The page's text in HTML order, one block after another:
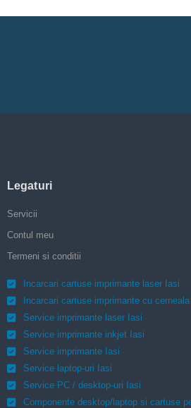
Legaturi
Servicii
Contul meu
Termeni si conditii
Incarcari cartuse imprimante laser Iasi
Incarcari cartuse imprimante cu
Service imprimante laser Iasi
Service imprimante inkjet Iasi
Service imprimante Iasi
Service laptop-uri Iasi
Service PC / desktop-uri Iasi
Componente desktop/laptop si cartuse